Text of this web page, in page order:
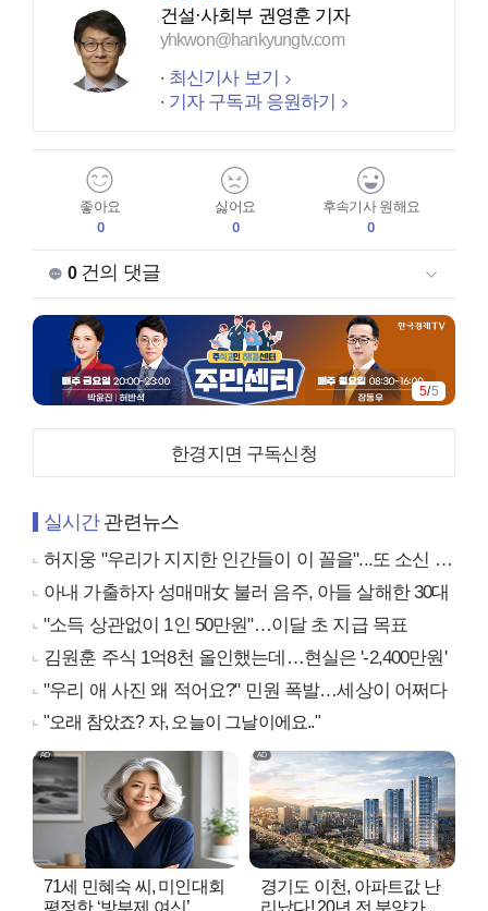
건설·사회부 권영훈 기자
yhkwon@hankyungtv.com
최신기사 보기
기자 구독과 응원하기
좋아요
0
싫어요
0
후속기사 원해요
0
0건의 댓글
5/5
한경지면 구독신청
실시간관련뉴스
허지웅 "우리가 지지한 인간들이 이 꼴을"...또 소신 발언
아내 가출하자 성매매女 불러 음주, 아들 살해한 30대
"소득 상관없이 1인 50만원"…이달 초 지급 목표
김원훈 주식 1억8천 올인했는데…현실은 '-2,400만원'
"우리 애 사진 왜 적어요?" 민원 폭발…세상이 어쩌다
"오래 참았죠? 자, 오늘이 그날이에요.."
71세 민혜숙 씨, 미인대회
경기도 이천, 아파트값 난